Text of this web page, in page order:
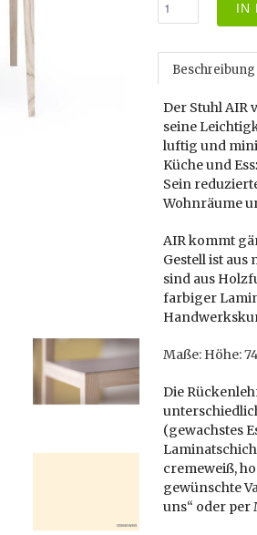
IN
Beschreibung
Der Stuhl AIR
seine
luftig und
Küche und
Sein
Wohnräume
AIR kommt
Gestell ist aus
sind aus
farbiger
Maße: Höhe:
Die
(gewachstes
cremeweiß,
gewünschte
uns“ oder per